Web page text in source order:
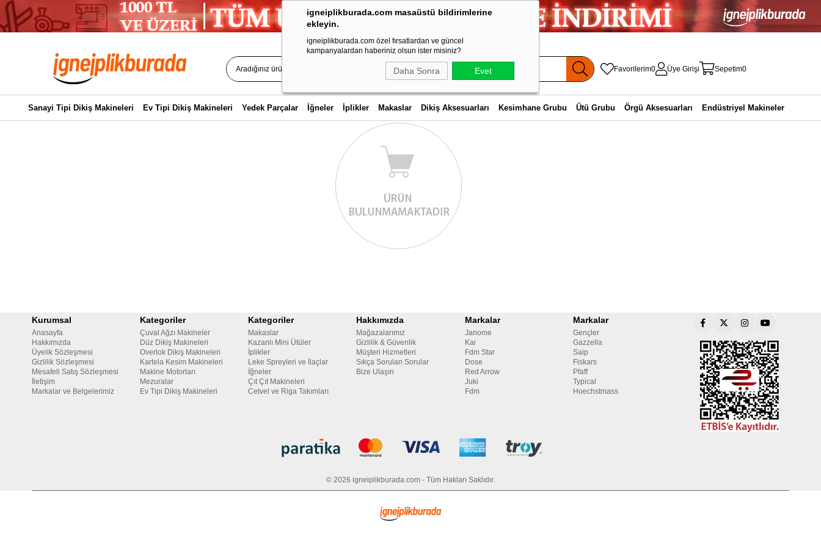
igneiplikburada.com masaüstü bildirimlerine
ekleyin.
igneiplikburada.com özel fırsatlardan ve güncel
kampanyalardan haberiniz olsun ister misiniz?
Daha Sonra Evet Favorilerim0 Üye Girişi Sepetim0
Sanayi Tipi Dikiş Makineleri Ev Tipi Dikiş Makineleri Yedek Parçalar İğneler İplikler Makaslar Dikiş Aksesuarları Kesimhane Grubu Ütü Grubu Örgü Aksesuarları Endüstriyel Makineler
Kurumsal
Anasayfa
Hakkımızda
Üyelik Sözleşmesi
Gizlilik Sözleşmesi
Mesafeli Satış Sözleşmesi
İletişim
Markalar ve Belgelerimiz
Kategoriler
Çuval Ağzı Makineler
Düz Dikiş Makineleri
Overlok Dikiş Makineleri
Kartela Kesim Makineleri
Makine Motorları
Mezuralar
Ev Tipi Dikiş Makineleri
Kategoriler
Makaslar
Kazanlı Mini Ütüler
İplikler
Leke Spreyleri ve İlaçlar
İğneler
Çıt Çıt Makineleri
Cetvel ve Riga Takımları
Hakkımızda
Mağazalarımız
Gizlilik & Güvenlik
Müşteri Hizmetleri
Sıkça Sorulan Sorular
Bize Ulaşın
Markalar
Janome
Kai
Fdm Star
Dose
Red Arrow
Juki
Fdm
Markalar
Gençler
Gazzella
Saip
Fiskars
Pfaff
Typical
Hoechstmass
© 2026 igneiplikburada.com - Tüm Hakları Saklıdır.